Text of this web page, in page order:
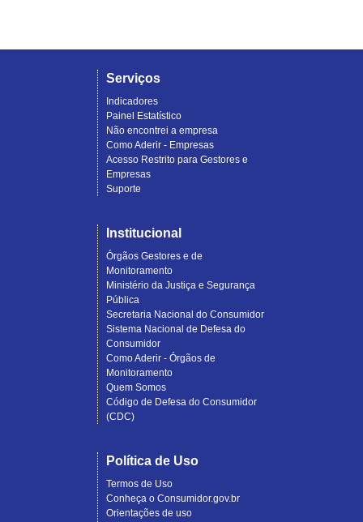
Serviços
Indicadores
Painel Estatístico
Não encontrei a empresa
Como Aderir - Empresas
Acesso Restrito para Gestores e
Empresas
Suporte
Institucional
Órgãos Gestores e de
Monitoramento
Ministério da Justiça e Segurança
Pública
Secretaria Nacional do Consumidor
Sistema Nacional de Defesa do
Consumidor
Como Aderir - Órgãos de
Monitoramento
Quem Somos
Código de Defesa do Consumidor
(CDC)
Política de Uso
Termos de Uso
Conheça o Consumidor.gov.br
Orientações de uso